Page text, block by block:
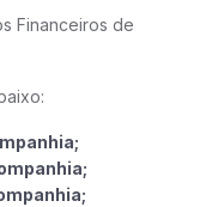
Financeiros de